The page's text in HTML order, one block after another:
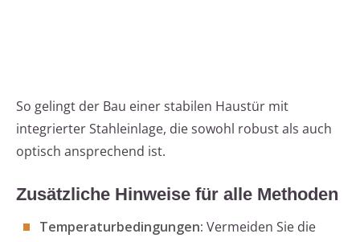
So gelingt der Bau einer stabilen Haustür mit
integrierter Stahleinlage, die sowohl robust als auch
optisch ansprechend ist.
Zusätzliche Hinweise für alle Methoden
Temperaturbedingungen: Vermeiden Sie die